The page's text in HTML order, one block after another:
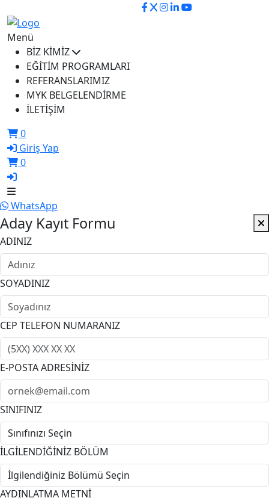
Menü
BİZ KİMİZ
EĞİTİM PROGRAMLARI
REFERANSLARIMIZ
MYK BELGELENDİRME
İLETİŞİM
0
Giriş Yap
0
WhatsApp
Aday Kayıt Formu
ADINIZ
SOYADINIZ
CEP TELEFON NUMARANIZ
E-POSTA ADRESİNİZ
SINIFINIZ
İLGİLENDİĞİNİZ BÖLÜM
AYDINLATMA METNİ